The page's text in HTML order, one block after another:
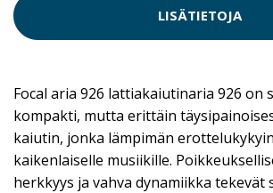
LISÄTIETOJA
Focal aria 926 lattiakaiutinaria 926 on
kompakti, mutta erittäin
kaiutin, jonka lämpimän
kaikenlaiselle musiikille.
herkkyys ja vahva dynamiikka tekevät